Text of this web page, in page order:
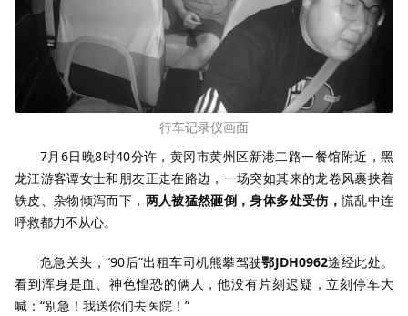
行车记录仪画面
7月6日晚8时40分许，黄冈市黄州区新港二路一餐馆附近，黑
龙江游客谭女士和朋友正走在路边，一场突如其来的龙卷风裹挟着
铁皮、杂物倾泻而下， 两人被猛然砸倒，身体多处受伤，慌乱中连
呼救都力不从心。
危急关头，“90后”出租车司机熊攀驾驶鄂JDH0962途经此处。
看到浑身是血、神色惶恐的俩人，他没有片刻迟疑，立刻停车大
喊：“别急！我送你们去医院！”